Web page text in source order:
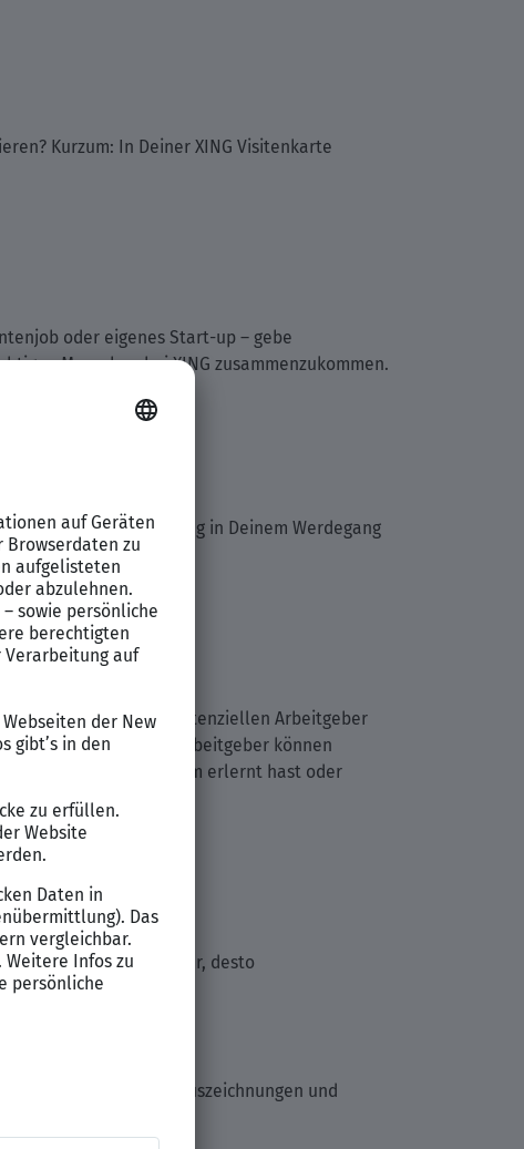
Kurzum: In Deiner XING Visitenkarte
oder eigenes Start-up – gebe
Menschen bei XING zusammenzukommen.
einen neuen Eintrag in Deinem Werdegang
besitzt und Deinem potenziellen Arbeitgeber
oder potenzielle Arbeitgeber können
die Du im Studium erlernt hast oder
Du suchst. Je genauer, desto
Qualifikationen, Auszeichnungen und